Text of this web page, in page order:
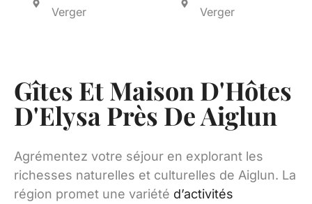
Verger
Verger
Gîtes Et Maison D'Hôtes
D'Elysa Près De Aiglun
Agrémentez votre séjour en explorant les
richesses naturelles et culturelles de Aiglun. La
région promet une variété d’activités